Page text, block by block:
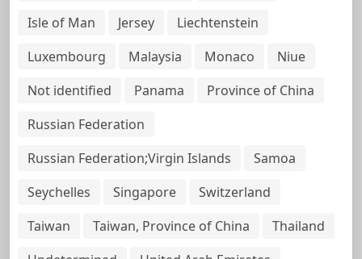
Isle of Man
Jersey
Liechtenstein
Luxembourg
Malaysia Monaco
Niue
Not identified
Panama
Province of China
Russian Federation
Russian Federation;Virgin Islands
Samoa
Seychelles
Singapore
Switzerland
Taiwan
Taiwan, Province of China
Thailand